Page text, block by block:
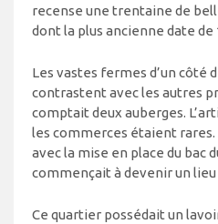
recense une trentaine de
dont la plus ancienne date de
Les vastes fermes d’un côté
contrastent avec les autres
comptait deux auberges.
les commerces étaient rares.
avec la mise en place du bac
commençait à devenir un lieu
Ce quartier possédait un